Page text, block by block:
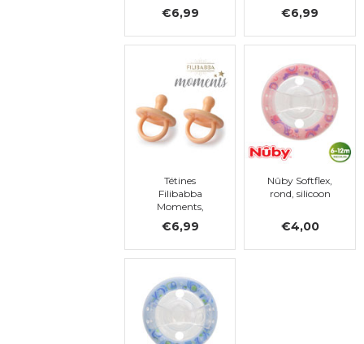
mois
€6,99
mois
€6,99
Tétines
Filibabba
Moments,
mois
€6,99
Nûby Softflex,
rond, silicoon
€4,00